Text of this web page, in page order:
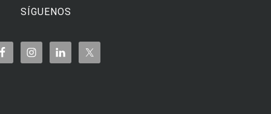
SÍGUENOS